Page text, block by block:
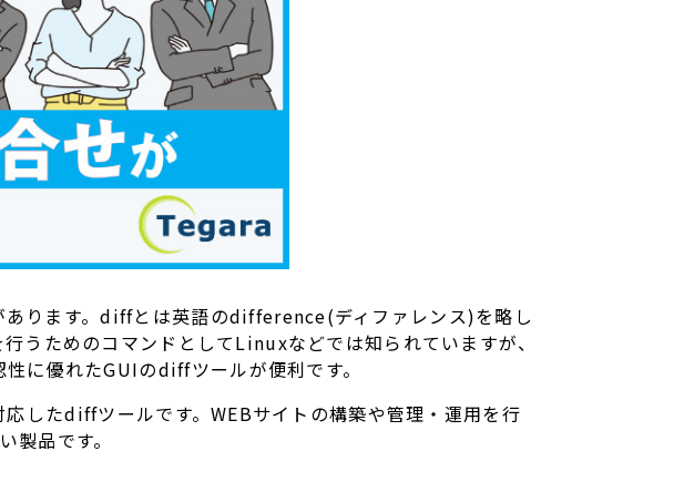
あります。diffとは英語のdifference(ディファレンス)を略し
うためのコマンドとしてLinuxなどでは知られていますが、
に優れたGUIのdiffツールが便利です。
したdiffツールです。WEBサイトの構築や管理・運用を行
品です。